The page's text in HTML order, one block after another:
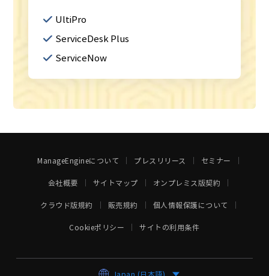
UltiPro
ServiceDesk Plus
ServiceNow
ManageEngineについて プレスリリース セミナー
会社概要 サイトマップ オンプレミス版契約
クラウド版規約 販売規約 個人情報保護について
Cookieポリシー サイトの利用条件